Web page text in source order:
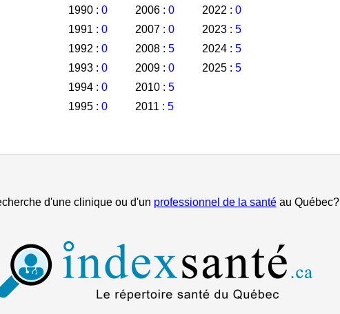
1990 : 0
1991 : 0
1992 : 0
1993 : 0
1994 : 0
1995 : 0
2006 : 0
2007 : 0
2008 : 5
2009 : 0
2010 : 5
2011 : 5
2022 : 0
2023 : 5
2024 : 5
2025 : 5
d'une clinique ou d'un professionnel de la santéau Québec?